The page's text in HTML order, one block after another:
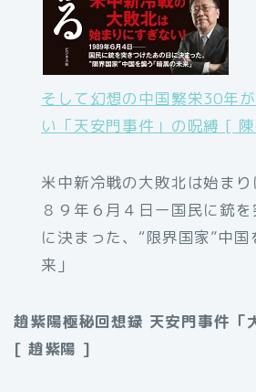
そして幻想の中国繁栄30年
い「天安門事件」の呪縛 [
米中新冷戦の大敗北は始ま
８９年６月４日ー国民に銃
に決まった、“限界国家”中
来」
趙紫陽極秘回想録 天安門事件「
[ 趙紫陽 ]